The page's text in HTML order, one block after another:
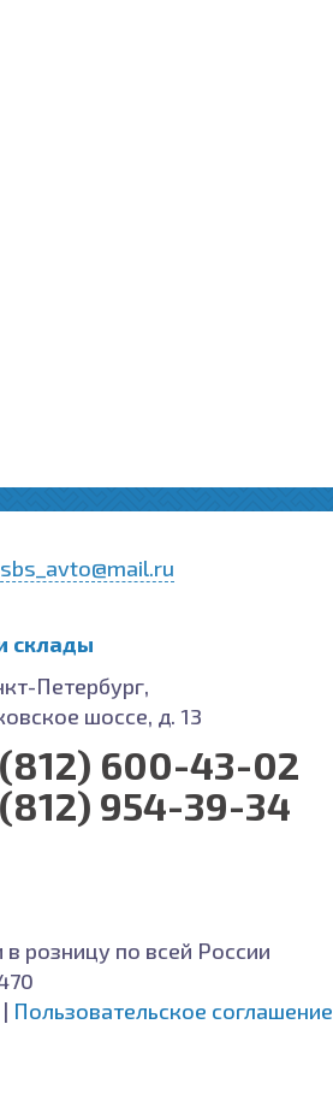
sbs_avto@mail.ru
склады
Петербург,
шоссе, д. 13
600-43-02
954-39-34
розницу по всей России
| Пользовательское соглашение